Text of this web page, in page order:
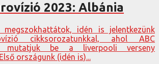
2023: Albánia
idén is jelentkezünk
cikksorozatunkkal, ahol ABC
mutatjuk be a liverpooli verseny
országunk (idén is)...